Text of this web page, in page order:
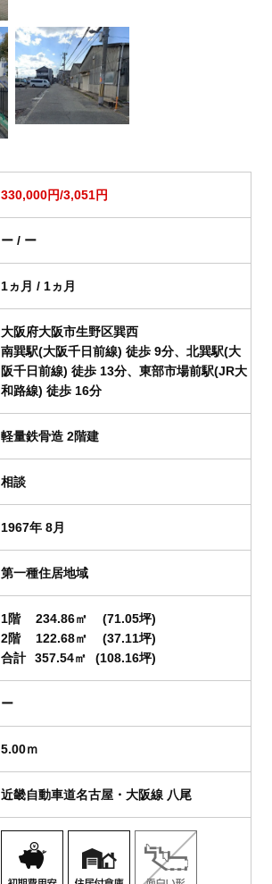
330,000円/3,051円
ー / ー
1ヵ月 / 1ヵ月
大阪府大阪市生野区巽西
南巽駅(大阪千日前線) 徒歩 9分、北巽駅(大
阪千日前線) 徒歩 13分、東部市場前駅(JR大
和路線) 徒歩 16分
軽量鉄骨造 2階建
相談
1967年 8月
第一種住居地域
1階 234.86㎡
(71.05坪)
2階
122.68㎡
(37.11坪)
合計
357.54㎡ (108.16坪)
ー
5.00ｍ
近畿自動車道名古屋・大阪線 八尾